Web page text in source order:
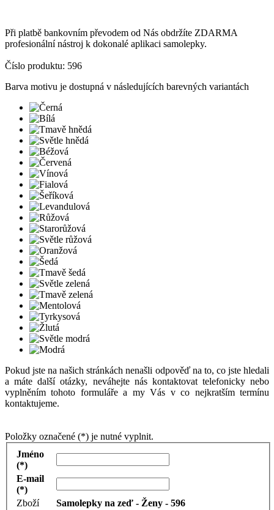
Při platbě bankovním převodem od Nás obdržíte ZDARMA
profesionální nástroj k dokonalé aplikaci samolepky.
Číslo produktu: 596
Barva motivu je dostupná v následujících barevných variantách
Pokud jste na našich stránkách nenašli odpověď na to, co jste hledali
a máte další otázky, neváhejte nás kontaktovat telefonicky nebo
vyplněním tohoto formuláře a my Vás v co nejkratším termínu
kontaktujeme.
Položky označené (*) je nutné vyplnit.
Jméno
(*)
E-mail
(*)
Zboží
Samolepky na zeď - Ženy - 596